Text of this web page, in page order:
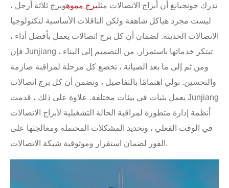
تدرك جونجيانغ أن أبراج الاتصالات مثلبرج مموهوبرج ثلاثة أرجل ،
ليست مجرد هياكل شاهقة ولكن الناقلات الأساسية لتكنولوجيا
الاتصالات الحديثة. لضمان أن كل برج اتصالات يعمل بأفضل أداء ،
فإن Junjiang تبتكر خدماتها باستمرار. من التصميم إلى البناء ،
ومن ثم إلى ما بعد الصيانة ، تخضع كل مرحلة لمراقبة صارمة
والتحسين. نولي اهتمامًا بالتفاصيل ، ونضمن أن كل برج اتصالات
يعمل بثبات في بيئات مختلفة. علاوة على ذلك ، قدمت Junjiang
أنظمة إدارة متطورة لمراقبة الحالة التشغيلية لأبراج الاتصالات
في الوقت الفعلي ، وتحديد المشكلات المحتملة ومعالجتها على
الفور لضمان استقرار وموثوقية شبكة الاتصالات.